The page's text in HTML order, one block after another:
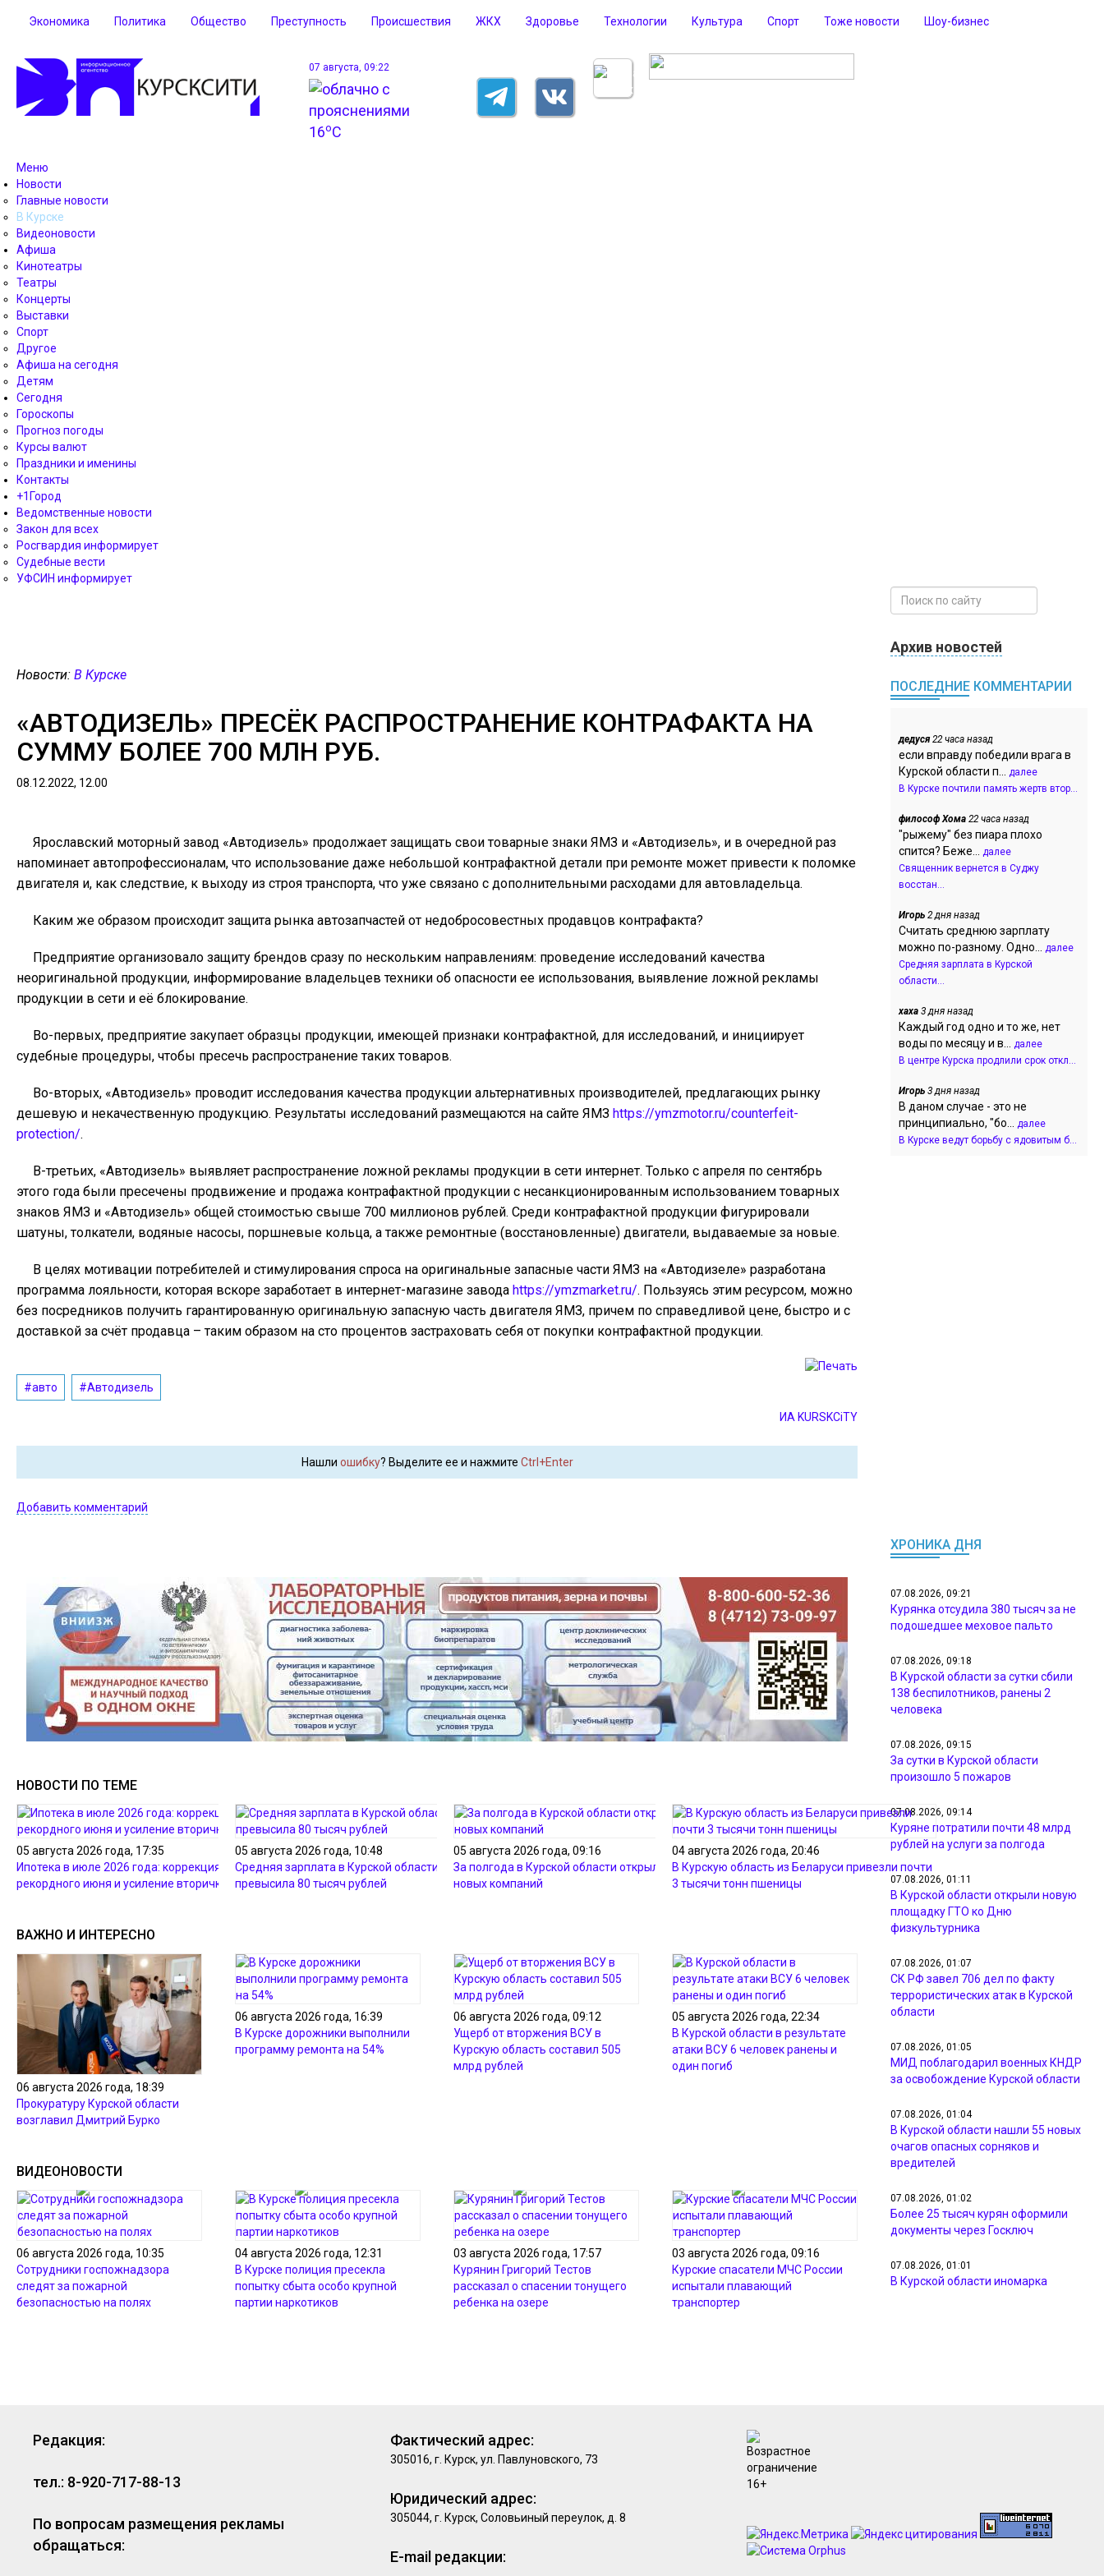
Экономика Политика Общество Преступность Происшествия ЖКХ Здоровье Технологии Культура Спорт Тоже новости Шоу-бизнес
07 августа, 09:22
16oC
Меню
Новости
Главные новости
В Курске
Видеоновости
Афиша
Кинотеатры
Театры
Концерты
Выставки
Спорт
Другое
Афиша на сегодня
Детям
Сегодня
Гороскопы
Прогноз погоды
Курсы валют
Праздники и именины
Контакты
+1Город
Ведомственные новости
Закон для всех
Росгвардия информирует
Судебные вести
УФСИН информирует
Новости: В Курске
«АВТОДИЗЕЛЬ» ПРЕСЁК РАСПРОСТРАНЕНИЕ КОНТРАФАКТА НА
СУММУ БОЛЕЕ 700 МЛН РУБ.
08.12.2022, 12.00
Ярославский моторный завод «Автодизель» продолжает защищать свои товарные знаки ЯМЗ и «Автодизель», и в очередной раз
напоминает автопрофессионалам, что использование даже небольшой контрафактной детали при ремонте может привести к поломке
двигателя и, как следствие, к выходу из строя транспорта, что уже связано с дополнительными расходами для автовладельца.
Каким же образом происходит защита рынка автозапчастей от недобросовестных продавцов контрафакта?
Предприятие организовало защиту брендов сразу по нескольким направлениям: проведение исследований качества
неоригинальной продукции, информирование владельцев техники об опасности ее использования, выявление ложной рекламы
продукции в сети и её блокирование.
Во-первых, предприятие закупает образцы продукции, имеющей признаки контрафактной, для исследований, и инициирует
судебные процедуры, чтобы пресечь распространение таких товаров.
Во-вторых, «Автодизель» проводит исследования качества продукции альтернативных производителей, предлагающих рынку
дешевую и некачественную продукцию. Результаты исследований размещаются на сайте ЯМЗ https://ymzmotor.ru/counterfeit-
protection/.
В-третьих, «Автодизель» выявляет распространение ложной рекламы продукции в сети интернет. Только с апреля по сентябрь
этого года были пресечены продвижение и продажа контрафактной продукции с несанкционированным использованием товарных
знаков ЯМЗ и «Автодизель» общей стоимостью свыше 700 миллионов рублей. Среди контрафактной продукции фигурировали
шатуны, толкатели, водяные насосы, поршневые кольца, а также ремонтные (восстановленные) двигатели, выдаваемые за новые.
В целях мотивации потребителей и стимулирования спроса на оригинальные запасные части ЯМЗ на «Автодизеле» разработана
программа лояльности, которая вскоре заработает в интернет-магазине завода https://ymzmarket.ru/. Пользуясь этим ресурсом, можно
без посредников получить гарантированную оригинальную запасную часть двигателя ЯМЗ, причем по справедливой цене, быстро и с
доставкой за счёт продавца – таким образом на сто процентов застраховать себя от покупки контрафактной продукции.
#авто #Автодизель
ИА KURSKCiTY
Нашли ошибку? Выделите ее и нажмите Ctrl+Enter
Добавить комментарий
НОВОСТИ ПО ТЕМЕ
05 августа 2026 года, 17:35
Ипотека в июле 2026 года: коррекция после
рекордного июня и усиление вторички
05 августа 2026 года, 10:48
Средняя зарплата в Курской области
превысила 80 тысяч рублей
05 августа 2026 года, 09:16
За полгода в Курской области открылось 218
новых компаний
04 августа 2026 года, 20:46
В Курскую область из Беларуси привезли почти
3 тысячи тонн пшеницы
ВАЖНО И ИНТЕРЕСНО
06 августа 2026 года, 18:39
Прокуратуру Курской области
возглавил Дмитрий Бурко
06 августа 2026 года, 16:39
В Курске дорожники выполнили
программу ремонта на 54%
06 августа 2026 года, 09:12
Ущерб от вторжения ВСУ в
Курскую область составил 505
млрд рублей
05 августа 2026 года, 22:34
В Курской области в результате
атаки ВСУ 6 человек ранены и
один погиб
ВИДЕОНОВОСТИ
06 августа 2026 года, 10:35
Сотрудники госпожнадзора
следят за пожарной
безопасностью на полях
04 августа 2026 года, 12:31
В Курске полиция пресекла
попытку сбыта особо крупной
партии наркотиков
03 августа 2026 года, 17:57
Курянин Григорий Тестов
рассказал о спасении тонущего
ребенка на озере
03 августа 2026 года, 09:16
Курские спасатели МЧС России
испытали плавающий
транспортер
Архив новостей
ПОСЛЕДНИЕ КОММЕНТАРИИ
дедуся22 часа назад
если вправду победили врага в
Курской области п... далее
В Курске почтили память жертв втор...
философ Хома 22 часа назад
"рыжему" без пиара плохо
спится? Беже... далее
Священник вернется в Суджу
восстан...
Игорь 2 дня назад
Считать среднюю зарплату
можно по-разному. Одно... далее
Средняя зарплата в Курской
области...
хаха 3 дня назад
Каждый год одно и то же, нет
воды по месяцу и в... далее
В центре Курска продлили срок откл...
Игорь 3 дня назад
В даном случае - это не
принципиально, "бо... далее
В Курске ведут борьбу с ядовитым б...
ХРОНИКА ДНЯ
07.08.2026, 09:21
Курянка отсудила 380 тысяч за не
подошедшее меховое пальто
07.08.2026, 09:18
В Курской области за сутки сбили
138 беспилотников, ранены 2
человека
07.08.2026, 09:15
За сутки в Курской области
произошло 5 пожаров
07.08.2026, 09:14
Куряне потратили почти 48 млрд
рублей на услуги за полгода
07.08.2026, 01:11
В Курской области открыли новую
площадку ГТО ко Дню
физкультурника
07.08.2026, 01:07
СК РФ завел 706 дел по факту
террористических атак в Курской
области
07.08.2026, 01:05
МИД поблагодарил военных КНДР
за освобождение Курской области
07.08.2026, 01:04
В Курской области нашли 55 новых
очагов опасных сорняков и
вредителей
07.08.2026, 01:02
Более 25 тысяч курян оформили
документы через Госключ
07.08.2026, 01:01
В Курской области иномарка
06.08.2026, 21:01
Редакция:
тел.: 8-920-717-88-13
По вопросам размещения рекламы
обращаться:
Фактический адрес:
305016, г. Курск, ул. Павлуновского, 73
Юридический адрес:
305044, г. Курск, Соловьиный переулок, д. 8
E-mail редакции: